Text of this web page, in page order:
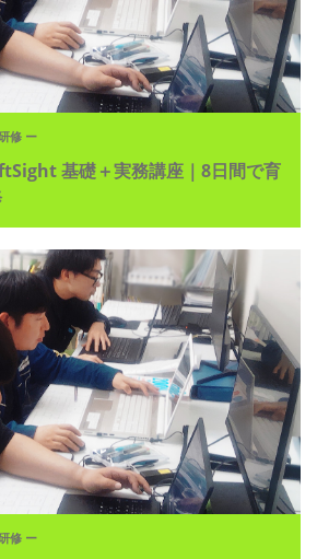
修 ー
基礎＋実務講座｜8日間で育
修 ー